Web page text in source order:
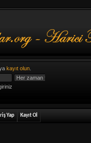
kayıt olun.
Yap Kayıt Ol